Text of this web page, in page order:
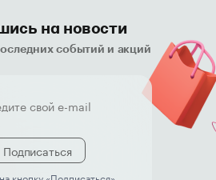
на новости
событий и акций
Подписаться